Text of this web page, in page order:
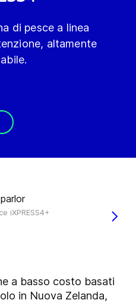
di pesce a linea
altamente
iXPRESS4+
a basso costo basati
in Nuova Zelanda,